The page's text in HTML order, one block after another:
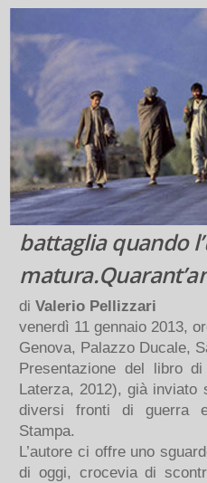
battaglia quando
diValerio Pellizzari
venerdì 11 gennaio 2013,
Genova, Palazzo Ducale,
Presentazione del libro
Laterza, 2012), già inviato
diversi fronti di guerra
Stampa.
L’autore ci offre uno
di oggi, crocevia di